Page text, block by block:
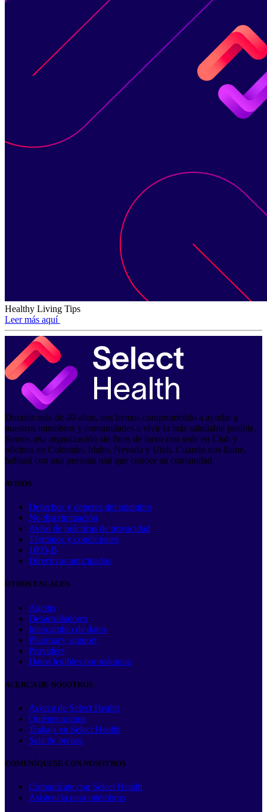
Healthy Living Tips
Leer más aquí
Durante más de 40 años, nos hemos comprometido a ayudar a
nuestros miembros y comunidades a vivir lo más saludable posible.
Somos una organización sin fines de lucro con sede en Utah y
oficinas en Colorado, Idaho, Nevada y Utah. Cuando nos llame,
hablará con una persona real que conoce su comunidad.
AVISOS
Derechos y deberes del miembro
No discriminación
Aviso de prácticas de privacidad
Términos y condiciones
1095-B
Directivas anticipadas
OTROS ENLACES
Agents
Desarrolladores
Intercambio de datos
Pharmacy support
Providers
Datos legibles por máquina
ACERCA DE NOSOTROS
Acerca de Select Health
Quiénes somos
Trabaja en Select Health
Sala de prensa
COMUNÍQUESE CON NOSOTROS
Comunícate con Select Health
Asistencia para miembros